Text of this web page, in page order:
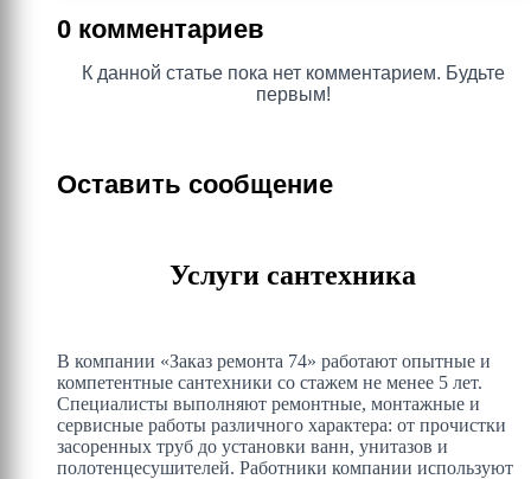
0 комментариев
К данной статье пока нет комментарием. Будьте
первым!
Оставить сообщение
Услуги сантехника
В компании «Заказ ремонта 74» работают опытные и
компетентные сантехники со стажем не менее 5 лет.
Специалисты выполняют ремонтные, монтажные и
сервисные работы различного характера: от прочистки
засоренных труб до установки ванн, унитазов и
полотенцесушителей. Работники компании используют